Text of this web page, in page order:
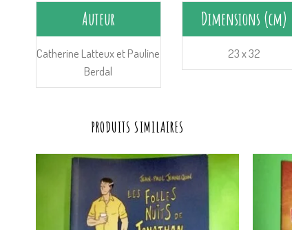
Auteur
Catherine Latteux et Pauline
Berdal
Dimensions (cm)
23 x 32
PRODUITS SIMILAIRES